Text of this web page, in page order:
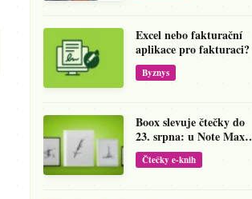
Excel nebo fakturační
aplikace pro fakturaci?
Byznys
Boox slevuje čtečky do
23. srpna: u Note Maxu
jde cena dolů o 138 eur
Čtečky e-knih